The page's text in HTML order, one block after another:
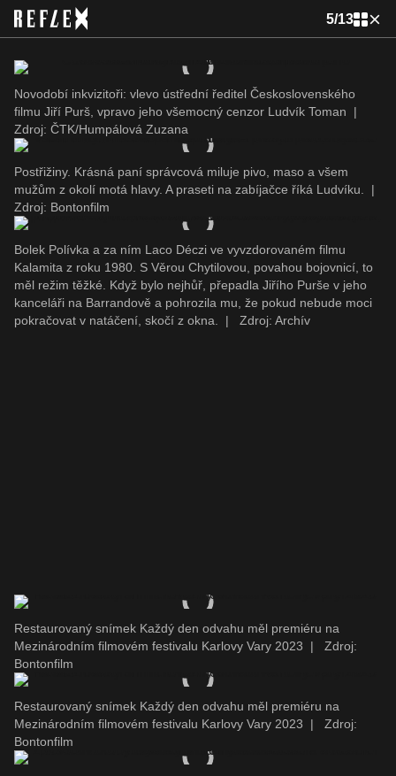
5/13
Novodobí inkvizitoři: vlevo ústřední ředitel Československého
filmu Jiří Purš, vpravo jeho všemocný cenzor Ludvík Toman
|
Zdroj: ČTK/Humpálová Zuzana
Postřižiny. Krásná paní správcová miluje pivo, maso a všem
mužům z okolí motá hlavy. A praseti na zabíjačce říká Ludvíku.
|
Zdroj: Bontonfilm
Bolek Polívka a za ním Laco Déczi ve vyvzdorovaném filmu
Kalamita z roku 1980. S Věrou Chytilovou, povahou bojovnicí, to
měl režim těžké. Když bylo nejhůř, přepadla Jiřího Purše v jeho
kanceláři na Barrandově a pohrozila mu, že pokud nebude moci
pokračovat v natáčení, skočí z okna.
| Zdroj: Archív
Restaurovaný snímek Každý den odvahu měl premiéru na
Mezinárodním filmovém festivalu Karlovy Vary 2023
|
Zdroj:
Bontonfilm
Restaurovaný snímek Každý den odvahu měl premiéru na
Mezinárodním filmovém festivalu Karlovy Vary 2023
|
Zdroj:
Bontonfilm